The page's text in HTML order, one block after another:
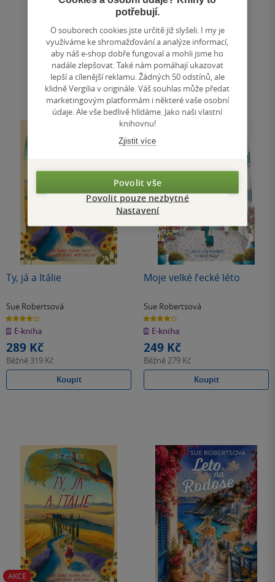
Běžně349 Kč
Do košíku
Uložit do seznamu
Ty, já a Itálie
Sue Robertsová
4.2
z
5
hvězdiček
E-kniha
289 Kč
Běžně 319 Kč
Koupit
Moje velké řecké léto
Sue Robertsová
4.0
z
5
hvězdiček
E-kniha
249 Kč
Běžně 279 Kč
Koupit
AKCE
potřebují.
O souborech cookies jste určitě již slyšeli. I my je
využíváme ke shromažďování a analýze informací,
aby náš e-shop dobře fungoval a mohli jsme ho
nadále zlepšovat. Také nám pomáhají ukazovat
lepší a cílenější reklamu. Žádných 50 odstínů, ale
klidně Vergilia v originále. Váš souhlas může předat
marketingovým platformám i některé vaše osobní
údaje. Ale vše bedlivě hlídáme. Jako naši vlastní
knihovnu!
Zjistit více
Povolit vše
Povolit pouze nezbytné
Nastavení